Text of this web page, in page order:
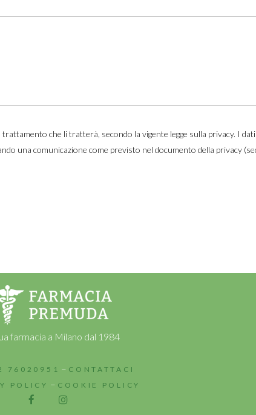
che li tratterà, secondo la vigente legge sulla privacy. I
una comunicazione come previsto nel documento della privacy
farmacia a Milano dal 1984
76020951 – CONTATTACI
POLICY – COOKIE POLICY